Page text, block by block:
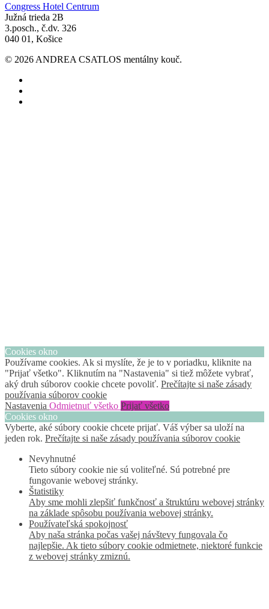
Congress Hotel Centrum
Južná trieda 2B
3.posch., č.dv. 326
040 01, Košice
© 2026 ANDREA CSATLOS mentálny kouč.
Cookies okno
Používame cookies. Ak si myslíte, že je to v poriadku, kliknite na
"Prijať všetko". Kliknutím na "Nastavenia" si tiež môžete vybrať,
aký druh súborov cookie chcete povoliť. Prečítajte si naše zásady
používania súborov cookie
Nastavenia Odmietnuť všetko Prijať všetko
Cookies okno
Vyberte, aké súbory cookie chcete prijať. Váš výber sa uloží na
jeden rok. Prečítajte si naše zásady používania súborov cookie
Nevyhnutné
Tieto súbory cookie nie sú voliteľné. Sú potrebné pre
fungovanie webovej stránky.
Štatistiky
Aby sme mohli zlepšiť funkčnosť a štruktúru webovej stránky
na základe spôsobu používania webovej stránky.
Používateľská spokojnosť
Aby naša stránka počas vašej návštevy fungovala čo
najlepšie. Ak tieto súbory cookie odmietnete, niektoré funkcie
z webovej stránky zmiznú.